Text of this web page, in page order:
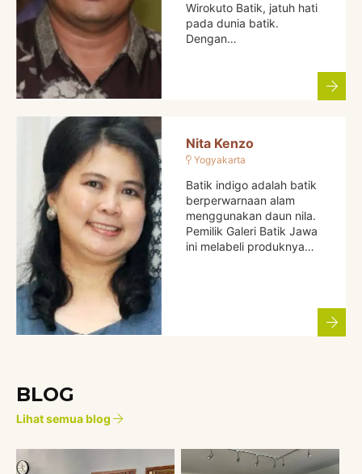
Wirokuto Batik, jatuh hati
pada dunia batik.
Dengan…
Nita Kenzo
Yogyakarta
Batik indigo adalah batik
berperwarnaan alam
menggunakan daun nila.
Pemilik Galeri Batik Jawa
ini melabeli produknya…
BLOG
Lihat semua blog